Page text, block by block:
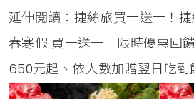
延伸閱讀： 捷絲旅買一送一！
春寒假 買一送一」限時優惠回
650元起、依人數加贈翌日吃到